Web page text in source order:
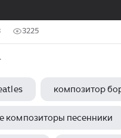
3225
композитор
композиторы песенники